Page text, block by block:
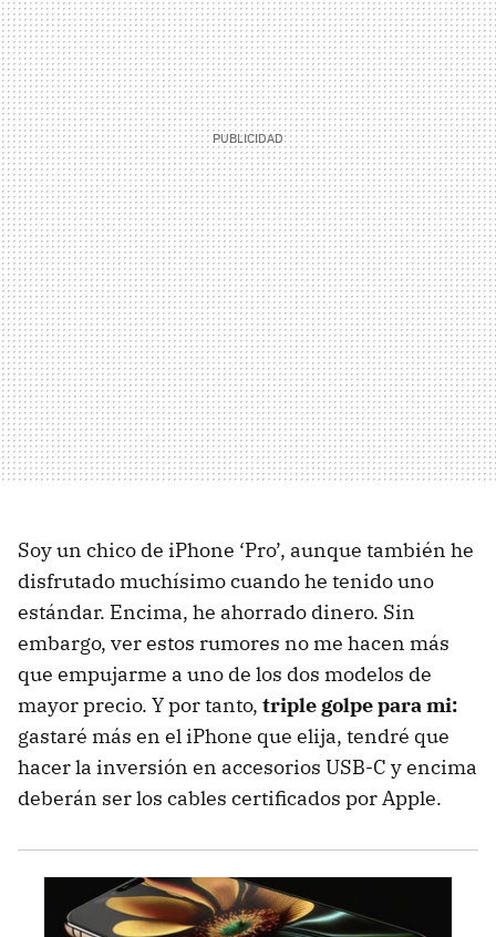
Soy un chico de iPhone ‘Pro’, aunque también he
disfrutado muchísimo cuando he tenido uno
estándar. Encima, he ahorrado dinero. Sin
embargo, ver estos rumores no me hacen más
que empujarme a uno de los dos modelos de
mayor precio. Y por tanto, triple golpe para mi:
gastaré más en el iPhone que elija, tendré que
hacer la inversión en accesorios USB-C y encima
deberán ser los cables certificados por Apple.